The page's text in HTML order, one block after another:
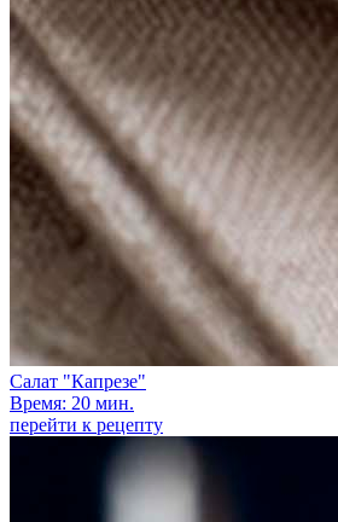
Салат "Капрезе"
Время: 20 мин.
перейти к рецепту